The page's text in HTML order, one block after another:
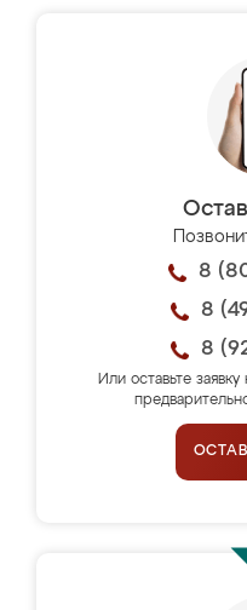
8
8
8
Или оставьте